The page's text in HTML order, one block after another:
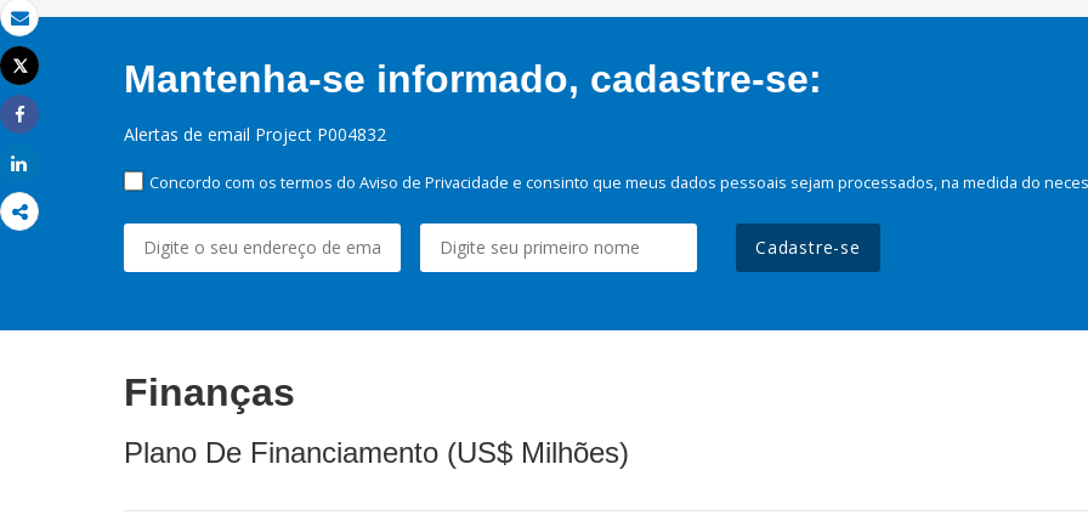
Email
Imprimir
Tweet
Share
Mantenha-se informado, cadastre-se:
Alertas de email Project P004832
Concordo com os termos do Aviso de Privacidade e consinto que meus dados pessoais sejam processados, na medida do
Cadastre-se
Finanças
Plano De Financiamento (US$ Milhões)